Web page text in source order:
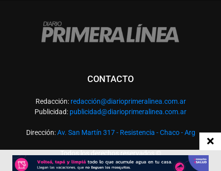
CONTACTO
Redacción: redacción@diarioprimeralinea.com.ar
Publicidad: publicidad@diarioprimeralinea.com.ar
Dirección:Av. San Martín 317 - Resistencia - Chaco - Arg